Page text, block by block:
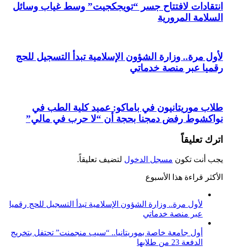
انتقادات لافتتاح جسر “تويجكجيت” وسط غياب وسائل
السلامة المرورية
لأول مرة.. وزارة الشؤون الإسلامية تبدأ التسجيل للحج
رقميا عبر منصة خدماتي
طلاب موريتانيون في باماكو: عميد كلية الطب في
نواكشوط رفض دمجنا بحجة أن “لا حرب في مالي”
اترك تعليقاً
يجب أنت تكون مسجل الدخول لتضيف تعليقاً.
الأكثر قراءة هذا الأسبوع
لأول مرة.. وزارة الشؤون الإسلامية تبدأ التسجيل للحج رقميا
عبر منصة خدماتي
أول جامعة خاصة بموريتانيا.. “سيب منجمنت” تحتفل بتخريج
الدفعة 23 من طلابها